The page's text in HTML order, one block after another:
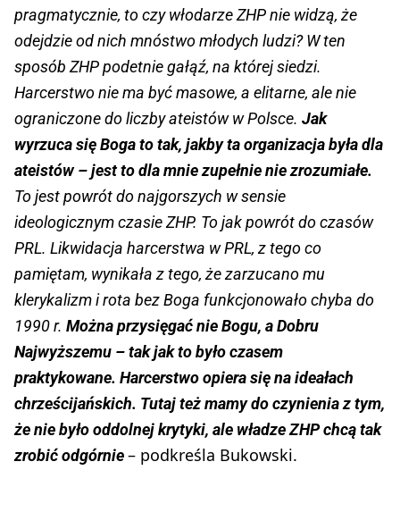
pragmatycznie, to czy włodarze ZHP nie widzą, że
odejdzie od nich mnóstwo młodych ludzi? W ten
sposób ZHP podetnie gałąź, na której siedzi.
Harcerstwo nie ma być masowe, a elitarne, ale nie
ograniczone do liczby ateistów w Polsce. Jak
wyrzuca się Boga to tak, jakby ta organizacja była dla
ateistów – jest to dla mnie zupełnie nie zrozumiałe.
To jest powrót do najgorszych w sensie
ideologicznym czasie ZHP. To jak powrót do czasów
PRL. Likwidacja harcerstwa w PRL, z tego co
pamiętam, wynikała z tego, że zarzucano mu
klerykalizm i rota bez Boga funkcjonowało chyba do
1990 r. Można przysięgać nie Bogu, a Dobru
Najwyższemu – tak jak to było czasem
praktykowane. Harcerstwo opiera się na ideałach
chrześcijańskich. Tutaj też mamy do czynienia z tym,
że nie było oddolnej krytyki, ale władze ZHP chcą tak
zrobić odgórnie– podkreśla Bukowski.